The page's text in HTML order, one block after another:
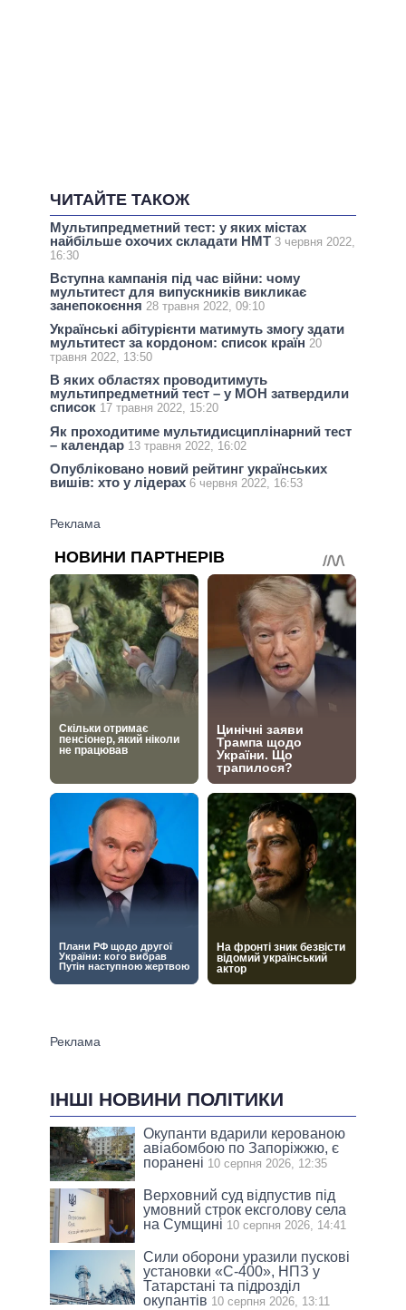
ЧИТАЙТЕ ТАКОЖ
Мультипредметний тест: у яких містах
найбільше охочих складати НМТ 3 червня 2022,
16:30
Вступна кампанія під час війни: чому
мультитест для випускників викликає
занепокоєння 28 травня 2022, 09:10
Українські абітурієнти матимуть змогу здати
мультитест за кордоном: список країн 20
травня 2022, 13:50
В яких областях проводитимуть
мультипредметний тест – у МОН затвердили
список 17 травня 2022, 15:20
Як проходитиме мультидисциплінарний тест
– календар 13 травня 2022, 16:02
Опубліковано новий рейтинг українських
вишів: хто у лідерах 6 червня 2022, 16:53
ІНШІ НОВИНИ ПОЛІТИКИ
Окупанти вдарили керованою
авіабомбою по Запоріжжю, є
поранені 10 серпня 2026, 12:35
Верховний суд відпустив під
умовний строк ексголову села
на Сумщині 10 серпня 2026, 14:41
Сили оборони уразили пускові
установки «С-400», НПЗ у
Татарстані та підрозділ
окупантів 10 серпня 2026, 13:11